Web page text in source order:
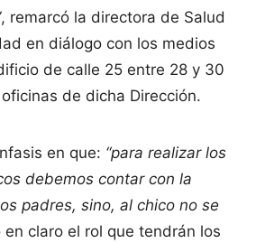
, remarcó la directora de Salud
en diálogo con los medios
de calle 25 entre 28 y 30
de dicha Dirección.
en que: “para realizar los
debemos contar con la
padres, sino, al chico no se
en claro el rol que tendrán los